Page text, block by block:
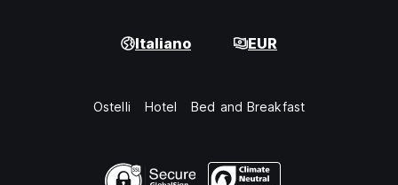
L'ospite sarà considerato inadatto a continuare a
prenotazioni, comportamento scorretto
pagamento/ritardo nel pagamento delle quote, altri disagi
degli ospiti o qualsiasi altra azione ingiustificata. In tutti
Italiano EUR
Ostelli Hotel Bed and Breakfast